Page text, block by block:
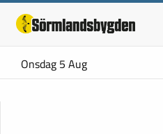
Onsdag 5 Aug